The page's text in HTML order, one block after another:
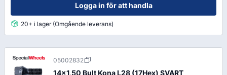
Logga in för att handla
20+ i lager (Omgående leverans)
05002832
14x1,50 Bult Kona L28 (17Hex) SVART